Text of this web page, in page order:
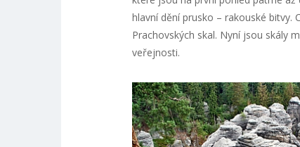
hlavní dění prusko – rakouské
Prachovských skal. Nyní jsou skály
veřejnosti.